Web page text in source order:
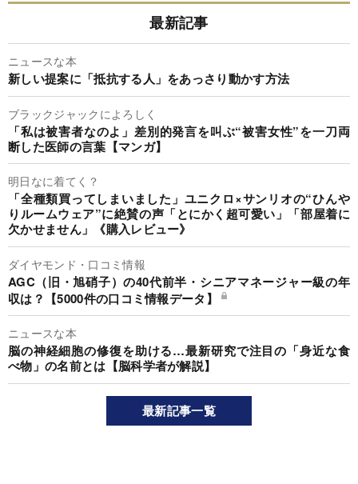
最新記事
ニュースな本
新しい提案に「抵抗する人」をあっさり動かす方法
ブラックジャックによろしく
「私は被害者なのよ」差別的発言を叫ぶ“被害女性”を一刀両
断した医師の言葉【マンガ】
明日なに着てく？
「全種類買ってしまいました」ユニクロ×サンリオの“ひんや
りルームウェア”に絶賛の声「とにかく超可愛い」「部屋着に
欠かせません」《購入レビュー》
ダイヤモンド・口コミ情報
AGC（旧・旭硝子）の40代前半・シニアマネージャー級の年
収は？【5000件の口コミ情報データ】
ニュースな本
脳の神経細胞の修復を助ける…最新研究で注目の「身近な食
べ物」の名前とは【脳科学者が解説】
最新記事一覧